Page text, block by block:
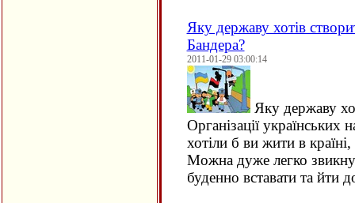
Яку державу хотів
Бандера?
2011-01-29 03:00:14
Яку державу
Організації українських
хотіли б ви жити в
Можна дуже легко
буденно вставати та йти